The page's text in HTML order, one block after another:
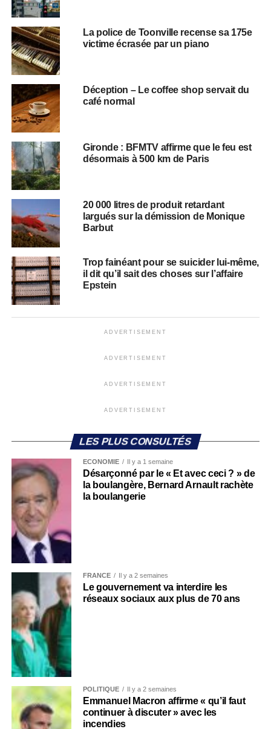
La police de Toonville recense sa 175e
victime écrasée par un piano
Déception – Le coffee shop servait du
café normal
Gironde : BFMTV affirme que le feu est
désormais à 500 km de Paris
20 000 litres de produit retardant
largués sur la démission de Monique
Barbut
Trop fainéant pour se suicider lui-même,
il dit qu’il sait des choses sur l’affaire
Epstein
ADVERTISEMENT
ADVERTISEMENT
ADVERTISEMENT
ADVERTISEMENT
LES PLUS CONSULTÉS
ECONOMIE Il y a 1 semaine
Désarçonné par le « Et avec ceci ? » de
la boulangère, Bernard Arnault rachète
la boulangerie
FRANCE Il y a 2 semaines
Le gouvernement va interdire les
réseaux sociaux aux plus de 70 ans
POLITIQUE Il y a 2 semaines
Emmanuel Macron affirme « qu’il faut
continuer à discuter » avec les
incendies